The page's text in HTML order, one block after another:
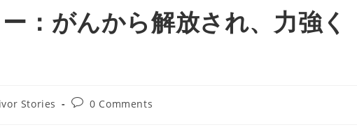
：がんから解放され、力強く
Stories
Post0 Comments